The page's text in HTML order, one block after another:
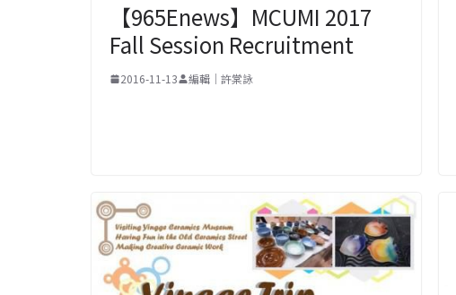
【965Enews】MCUMI 2017
Fall Session Recruitment
2016-11-13 編輯｜許棠詠